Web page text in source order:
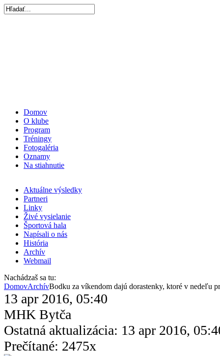
Domov
O klube
Program
Tréningy
Fotogaléria
Oznamy
Na stiahnutie
Aktuálne výsledky
Partneri
Linky
Živé vysielanie
Športová hala
Napísali o nás
História
Archív
Webmail
Nachádzaš sa tu:
DomovArchívBodku za víkendom dajú dorastenky, ktoré v nedeľu
13 apr 2016, 05:40
MHK Bytča
Ostatná aktualizácia: 13 apr 2016,
Prečítané: 2475x